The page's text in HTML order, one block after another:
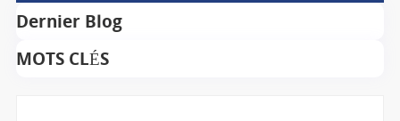
Dernier Blog
MOTS CLÉS